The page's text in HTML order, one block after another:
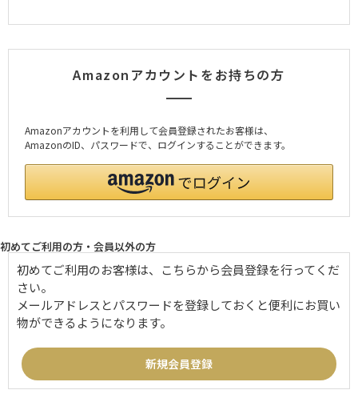
Amazonアカウントをお持ちの方
Amazonアカウントを利用して会員登録されたお客様は、
AmazonのID、パスワードで、ログインすることができます。
初めてご利用の方・会員以外の方
初めてご利用のお客様は、こちらから会員登録を行ってくだ
さい。
メールアドレスとパスワードを登録しておくと便利にお買い
物ができるようになります。